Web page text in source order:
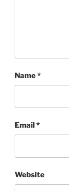
Name*
Email*
Website